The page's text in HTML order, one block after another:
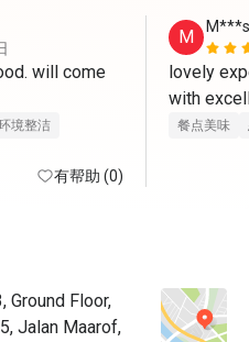
will come
境整洁
有帮助 (0)
M M***s
lovely
with
餐点美味
Ground Floor,
Jalan Maarof,